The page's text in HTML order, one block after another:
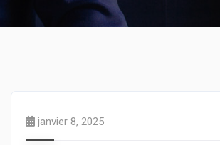
janvier 8, 2025